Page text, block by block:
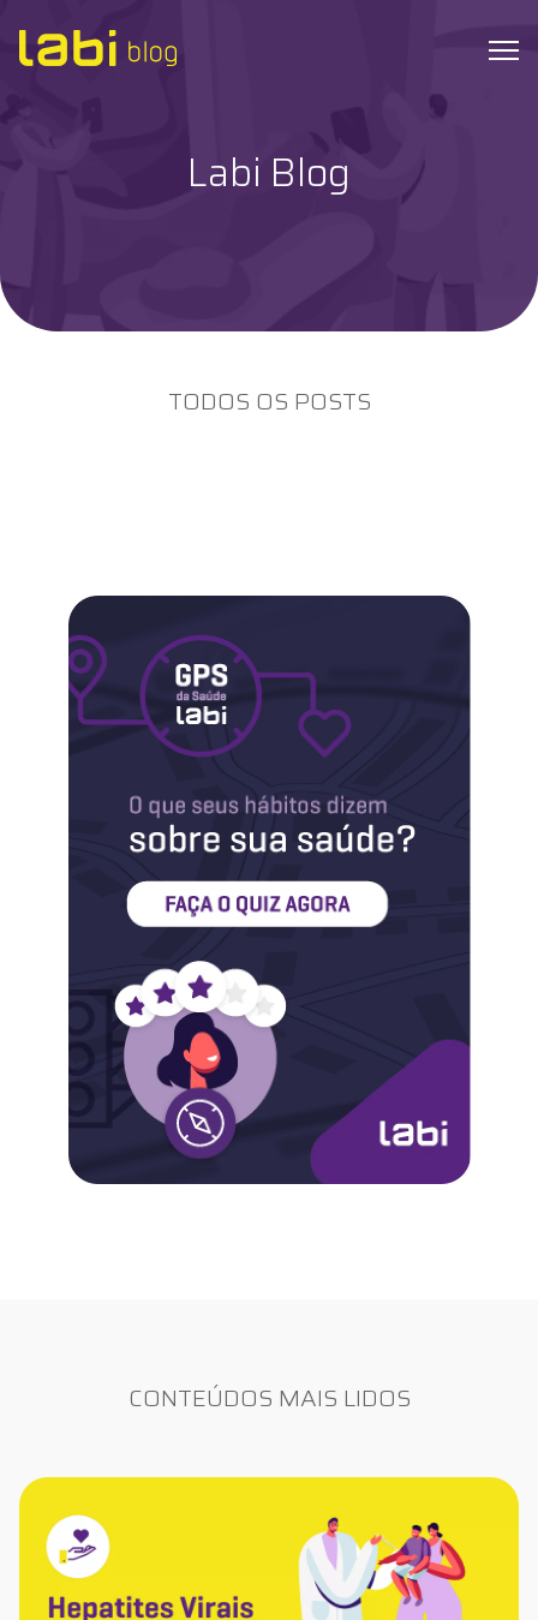
Dicas de Saúde
Maternidade
Novidades do Labi
Saúde da Mulher
Saúde do Homem
Sobre o Labi
Conheça o Labi
Labi Blog
TODOS OS POSTS
CONTEÚDOS MAIS LIDOS